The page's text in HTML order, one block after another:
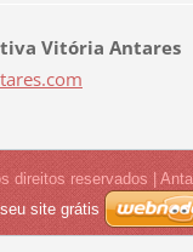
Vitória Antares
om
direitos reservados |
site grátis